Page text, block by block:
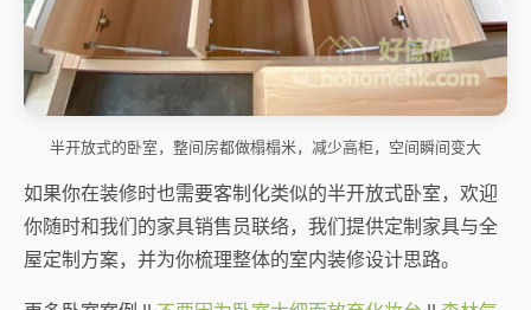
半开放式的卧室，整间房都做榻榻米，减少高柜，空间瞬间变大
如果你在装修时也需要客制化类似的半开放式卧室，欢迎
你随时和我们的家具销售员联络，我们提供定制家具与全
屋定制方案，并为你梳理整体的室内装修设计思路。